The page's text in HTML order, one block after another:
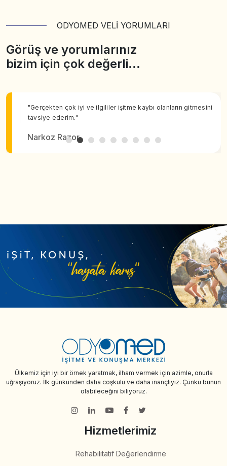
ODYOMED VELİ YORUMLARI
Görüş ve yorumlarınız
bizim için çok değerli…
"Gerçekten çok iyi ve ilgililer işitme kaybı olanların gitmesini
tavsiye ederim."
Narkoz Razor
Ülkemiz için iyi bir örnek yaratmak, ilham vermek için azimle, onurla
uğraşıyoruz. İlk günkünden daha coşkulu ve daha inançlıyız. Çünkü bunun
olabileceğini biliyoruz.
Hizmetlerimiz
Rehabilitatif Değerlendirme